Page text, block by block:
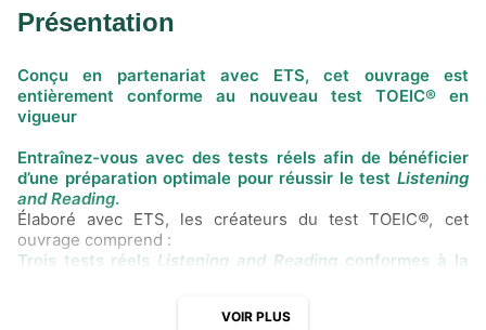
Présentation
Conçu en partenariat avec ETS, cet ouvrage est
entièrement conforme au nouveau test TOEIC® en
vigueur
Entraînez-vous avec des tests réels afin de bénéficier
d’une préparation optimale pour réussir le test Listening
and Reading.
Élaboré avec ETS, les créateurs du test TOEIC®, cet
ouvrage comprend :
Trois tests réels Listening and Reading conformes à la
VOIR PLUS